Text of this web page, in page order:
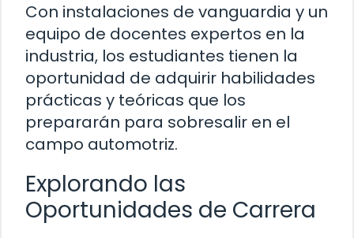
Con instalaciones de vanguardia y un
equipo de docentes expertos en la
industria, los estudiantes tienen la
oportunidad de adquirir habilidades
prácticas y teóricas que los
prepararán para sobresalir en el
campo automotriz.
Explorando las
Oportunidades de Carrera